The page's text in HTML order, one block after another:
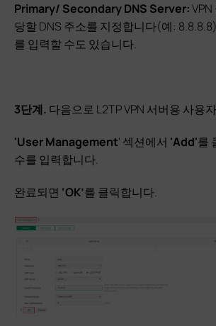
Primary/ Secondary DNS Server:
당할 DNS 주소를 지정합니다(예:
를 입력할 수도 있습니다.
3단계. 다음으로 L2TP VPN 서버용 사용
'UserManagement' 섹션에서 'Add'를
수를 입력합니다.
완료되면 ‘OK’를 클릭합니다.